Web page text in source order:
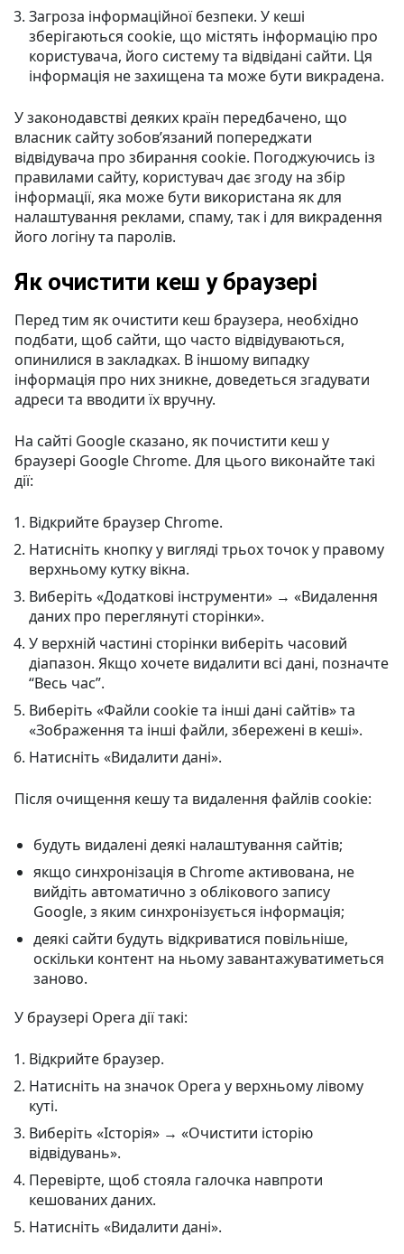
Загроза інформаційної безпеки. У кеші
зберігаються cookie, що містять інформацію про
користувача, його систему та відвідані сайти. Ця
інформація не захищена та може бути викрадена.
У законодавстві деяких країн передбачено, що
власник сайту зобов’язаний попереджати
відвідувача про збирання cookie. Погоджуючись із
правилами сайту, користувач дає згоду на збір
інформації, яка може бути використана як для
налаштування реклами, спаму, так і для викрадення
його логіну та паролів.
Як очистити кеш у браузері
Перед тим як очистити кеш браузера, необхідно
подбати, щоб сайти, що часто відвідуваються,
опинилися в закладках. В іншому випадку
інформація про них зникне, доведеться згадувати
адреси та вводити їх вручну.
На сайті Google сказано, як почистити кеш у
браузері Google Chrome. Для цього виконайте такі
дії:
Відкрийте браузер Chrome.
Натисніть кнопку у вигляді трьох точок у правому
верхньому кутку вікна.
Виберіть «Додаткові інструменти» → «Видалення
даних про переглянуті сторінки».
У верхній частині сторінки виберіть часовий
діапазон. Якщо хочете видалити всі дані, позначте
“Весь час”.
Виберіть «Файли cookie та інші дані сайтів» та
«Зображення та інші файли, збережені в кеші».
Натисніть «Видалити дані».
Після очищення кешу та видалення файлів cookie:
будуть видалені деякі налаштування сайтів;
якщо синхронізація в Chrome активована, не
вийдіть автоматично з облікового запису
Google, з яким синхронізується інформація;
деякі сайти будуть відкриватися повільніше,
оскільки контент на ньому завантажуватиметься
заново.
У браузері Opera дії такі:
Відкрийте браузер.
Натисніть на значок Opera у верхньому лівому
куті.
Виберіть «Історія» → «Очистити історію
відвідувань».
Перевірте, щоб стояла галочка навпроти
кешованих даних.
Натисніть «Видалити дані».